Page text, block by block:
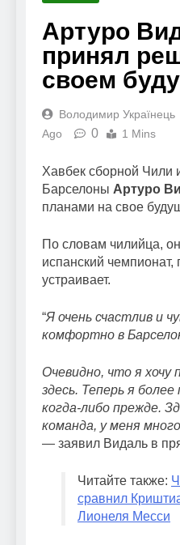
Артуро
принял
своем
Володимир Українець
Ago
0 1 Mins
Хавбек сборной Чили
Барселоны Артуро
планами на свое
По словам чилийца,
испанский чемпионат,
устраивает.
“Я очень счастлив и
комфортно в
Очевидно, что я хочу
здесь. Теперь я
когда-либо прежде.
команда, у меня
— заявил Видаль в
Читайте также:
сравнил
Лионеля Месси